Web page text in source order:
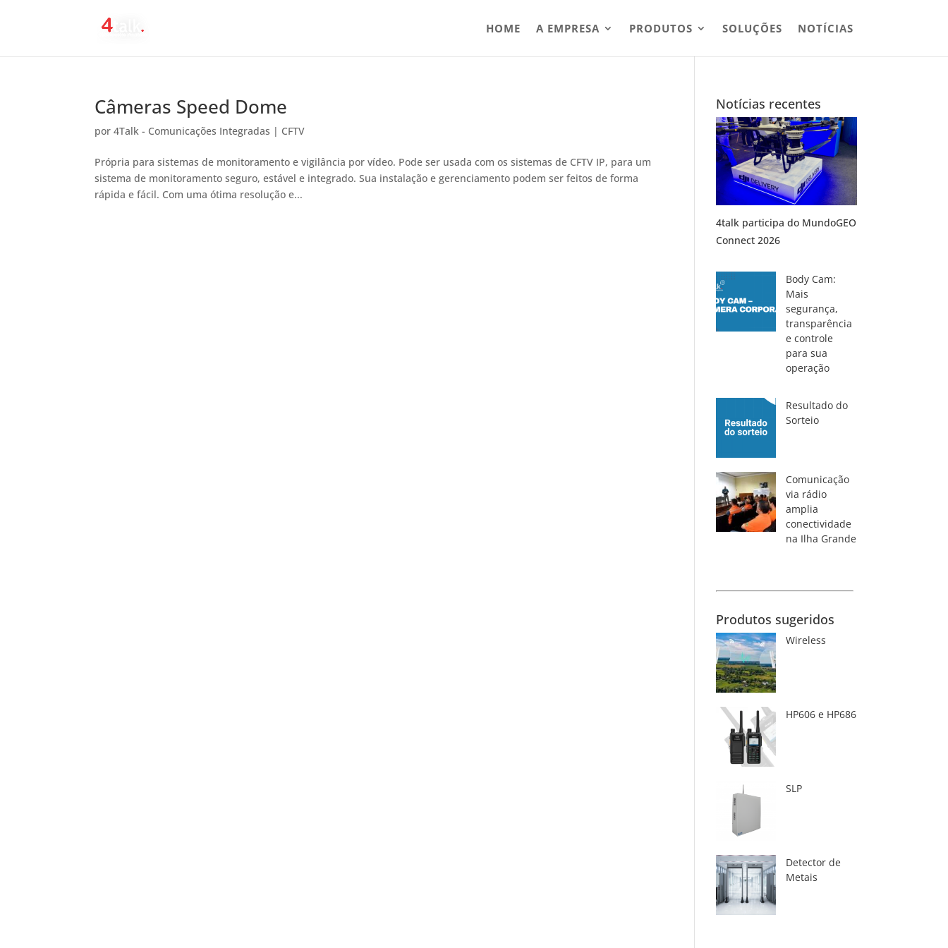
HOME A EMPRESA PRODUTOS SOLUÇÕES NOTÍCIAS
Câmeras Speed Dome
por4Talk - Comunicações Integradas | CFTV
Própria para sistemas de monitoramento e vigilância por vídeo. Pode ser usada com os sistemas de CFTV IP, para um
sistema de monitoramento seguro, estável e integrado. Sua instalação e gerenciamento podem ser feitos de forma
rápida e fácil. Com uma ótima resolução e...
Notícias recentes
4talk participa do MundoGEO
Connect 2026
Body Cam:
Mais
segurança,
transparência
e controle
para sua
operação
Resultado do
Sorteio
Comunicação
via rádio
amplia
conectividade
na Ilha Grande
Produtos sugeridos
Wireless
HP606 e HP686
SLP
Detector de
Metais